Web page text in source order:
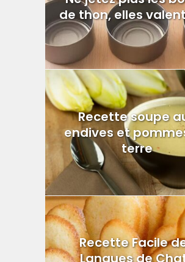
de thon, elles
Recette soupe
endives et
terre
Recette Facile
Langues de